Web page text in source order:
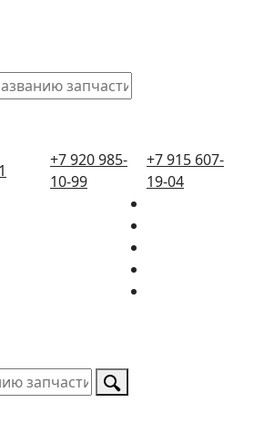
+7 920 985-
10-99
+7 915 607-
19-04